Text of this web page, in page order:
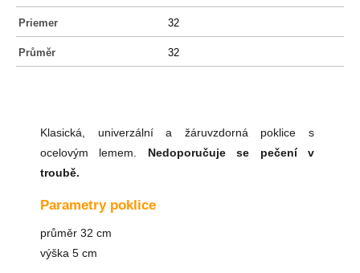
Priemer 32
Průměr 32
Klasická, univerzální a žáruvzdorná poklice s
ocelovým lemem. Nedoporučuje se pečení v
troubě.
Parametry poklice
průměr 32 cm
výška 5 cm